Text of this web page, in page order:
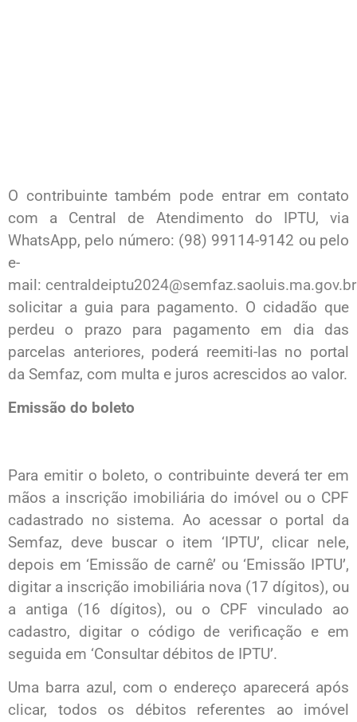
O contribuinte também pode entrar em contato
com a Central de Atendimento do IPTU, via
WhatsApp, pelo número: (98) 99114-9142 ou pelo
e-
mail: centraldeiptu2024@semfaz.saoluis.ma.gov.br
solicitar a guia para pagamento. O cidadão que
perdeu o prazo para pagamento em dia das
parcelas anteriores, poderá reemiti-las no portal
da Semfaz, com multa e juros acrescidos ao valor.
Emissão do boleto
Para emitir o boleto, o contribuinte deverá ter em
mãos a inscrição imobiliária do imóvel ou o CPF
cadastrado no sistema. Ao acessar o portal da
Semfaz, deve buscar o item ‘IPTU’, clicar nele,
depois em ‘Emissão de carnê’ ou ‘Emissão IPTU’,
digitar a inscrição imobiliária nova (17 dígitos), ou
a antiga (16 dígitos), ou o CPF vinculado ao
cadastro, digitar o código de verificação e em
seguida em ‘Consultar débitos de IPTU’.
Uma barra azul, com o endereço aparecerá após
clicar, todos os débitos referentes ao imóvel